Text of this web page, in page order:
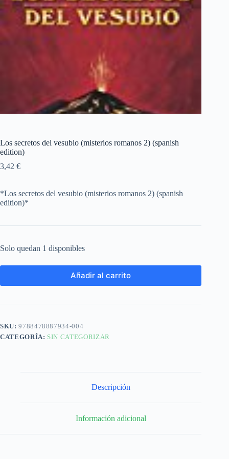
Los secretos del vesubio (misterios romanos 2) (spanish
edition)
3,42 €
*Los secretos del vesubio (misterios romanos 2) (spanish
edition)*
Solo quedan 1 disponibles
Añadir al carrito
SKU:9788478887934-004
CATEGORÍA: SIN CATEGORIZAR
Descripción
Información adicional